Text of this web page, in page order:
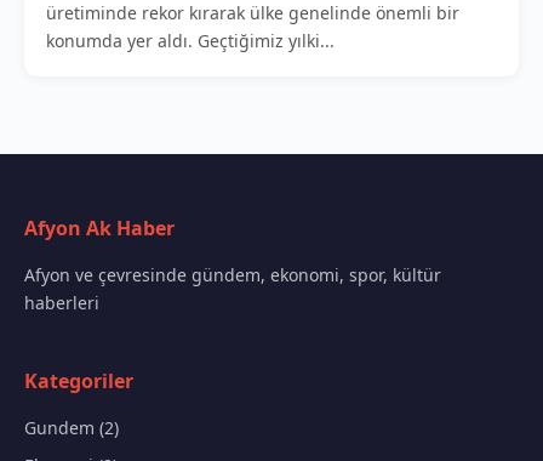
üretiminde rekor kırarak ülke genelinde önemli bir
konumda yer aldı. Geçtiğimiz yılki...
Afyon Ak Haber
Afyon ve çevresinde gündem, ekonomi, spor, kültür
haberleri
Kategoriler
Gundem (2)